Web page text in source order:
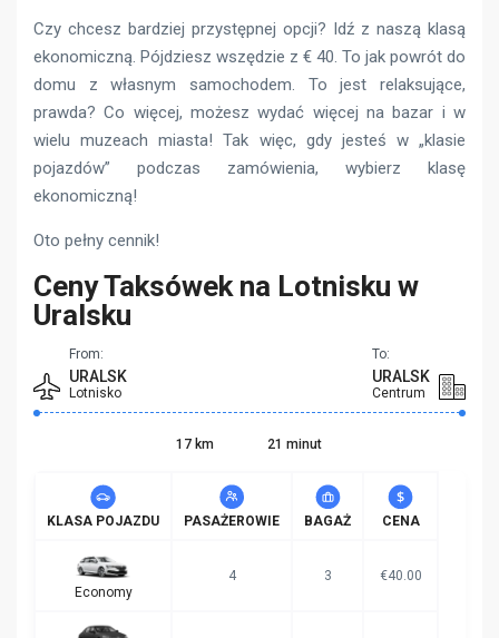
Czy chcesz bardziej przystępnej opcji? Idź z naszą klasą
ekonomiczną. Pójdziesz wszędzie z € 40. To jak powrót do
domu z własnym samochodem. To jest relaksujące,
prawda? Co więcej, możesz wydać więcej na bazar i w
wielu muzeach miasta! Tak więc, gdy jesteś w „klasie
pojazdów” podczas zamówienia, wybierz klasę
ekonomiczną!
Oto pełny cennik!
Ceny Taksówek na Lotnisku w
Uralsku
From:
URALSK
Lotnisko
To:
URALSK
Centrum
17 km 21 minut
KLASA POJAZDU PASAŻEROWIE BAGAŻ CENA
Economy
4 3 €40.00